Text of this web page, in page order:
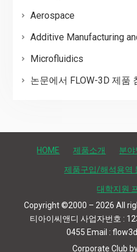
Aerospace
Additive Manufacturing
Microfluidics
논문에서 FLOW-3D 제품
HOME 제품소개 분야
제품구입/해석용역
대학지원
Copyright ©2000 – 2026 All
티아이씨앤디 사업자번호 :
0455 Email :
Corporate Club